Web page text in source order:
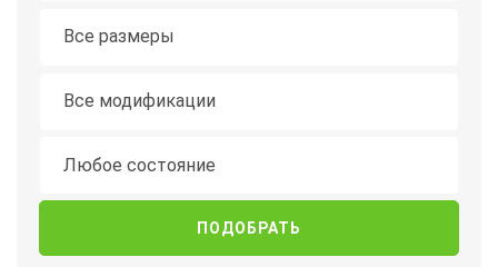
Все размеры
Все модификации
Любое состояние